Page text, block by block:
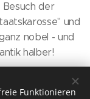
Besuch der
und
nobel - und
halber!
Von Rosa Bunt
Funktionieren